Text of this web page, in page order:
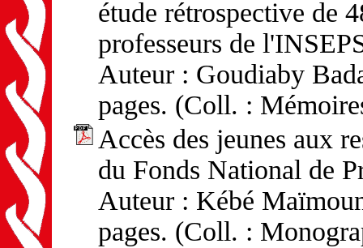
étude rétrospective de
professeurs de
Auteur : Goudiaby
pages. (Coll. :
Accès des jeunes aux
du Fonds National de
Auteur : Kébé
pages. (Coll. :